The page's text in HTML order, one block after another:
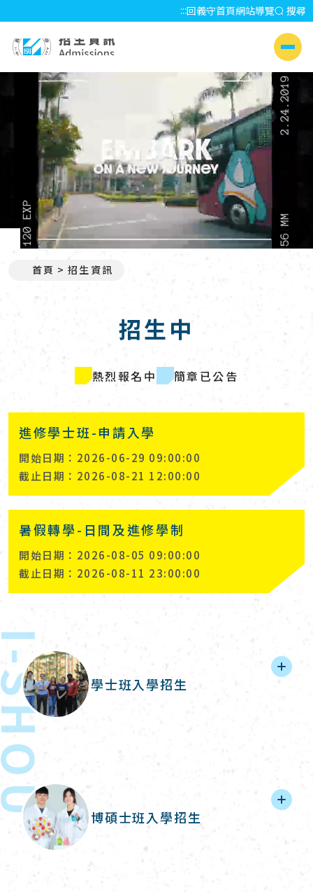
:::回義守首頁網站導覽 搜尋
側選單
暫停
首頁 招生資訊
招生中
熱烈報名中 簡章已公告
進修學士班-申請入學
開始日期： 2026-06-29 09:00:00
截止日期： 2026-08-21 12:00:00
暑假轉學-日間及進修學制
開始日期： 2026-08-05 09:00:00
截止日期： 2026-08-11 23:00:00
學士班入學招生
博碩士班入學招生